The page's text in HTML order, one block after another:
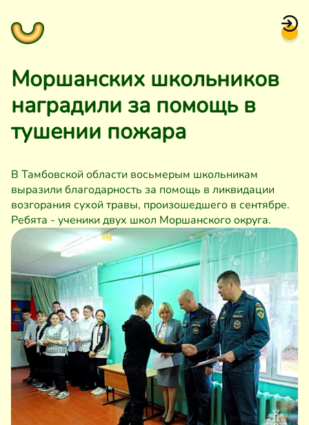
Моршанских школьников
наградили за помощь в
тушении пожара
В Тамбовской области восьмерым школьникам
выразили благодарность за помощь в ликвидации
возгорания сухой травы, произошедшего в сентябре.
Ребята - ученики двух школ Моршанского округа.